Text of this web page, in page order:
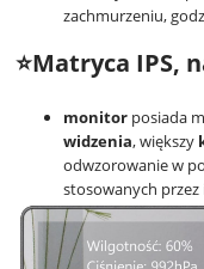
zachmurzeniu,
⭐Matryca IPS,
monitor posiada
widzenia, większy
odwzorowanie w
stosowanych